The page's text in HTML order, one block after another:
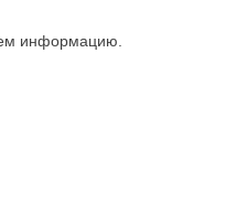
информацию.